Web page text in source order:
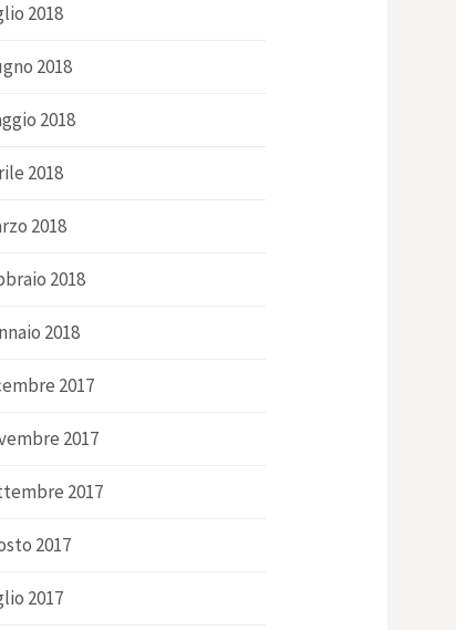
2018
2018
2018
2018
2018
2018
2018
2017
2017
2017
2017
2017